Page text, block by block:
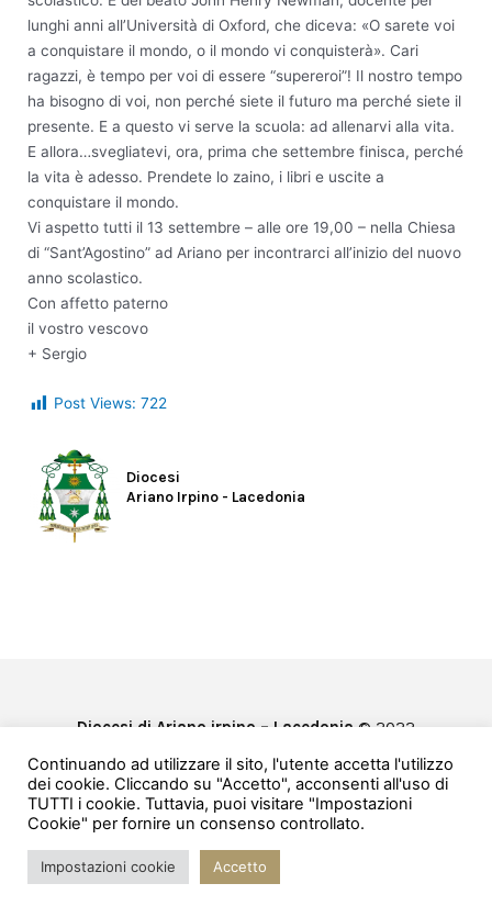
lunghi anni all’Università di Oxford, che diceva: «O sarete voi
a conquistare il mondo, o il mondo vi conquisterà». Cari
ragazzi, è tempo per voi di essere “supereroi”! Il nostro tempo
ha bisogno di voi, non perché siete il futuro ma perché siete il
presente. E a questo vi serve la scuola: ad allenarvi alla vita.
E allora…svegliatevi, ora, prima che settembre finisca, perché
la vita è adesso. Prendete lo zaino, i libri e uscite a
conquistare il mondo.
Vi aspetto tutti il 13 settembre – alle ore 19,00 – nella Chiesa
di “Sant’Agostino” ad Ariano per incontrarci all’inizio del nuovo
anno scolastico.
Con affetto paterno
il vostro vescovo
+ Sergio
Post Views: 722
Diocesi
Ariano Irpino - Lacedonia
Diocesi di Ariano irpino – Lacedonia © 2022
Privacy & Cookie Policy
Powered bye-Direct
Continuando ad utilizzare il sito, l'utente accetta l'utilizzo
dei cookie. Cliccando su "Accetto", acconsenti all'uso di
TUTTI i cookie. Tuttavia, puoi visitare "Impostazioni
Cookie" per fornire un consenso controllato.
Impostazioni cookie Accetto